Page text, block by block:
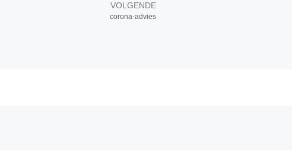
VOLGENDE
corona-advies